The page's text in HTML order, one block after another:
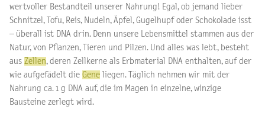
wertvoller Bestandteil unserer Nahrung! Egal, ob jemand lieber
Schnitzel, Tofu, Reis, Nudeln, Äpfel, Gugelhupf oder Schokolade isst
– überall ist DNA drin. Denn unsere Lebensmittel stammen aus der
Natur, von Pflanzen, Tieren und Pilzen. Und alles was lebt, besteht
aus Zellen, deren Zellkerne als Erbmaterial DNA enthalten, auf der
wie aufgefädelt die Gene liegen. Täglich nehmen wir mit der
Nahrung ca. 1 g DNA auf, die im Magen in einzelne, winzige
Bausteine zerlegt wird.